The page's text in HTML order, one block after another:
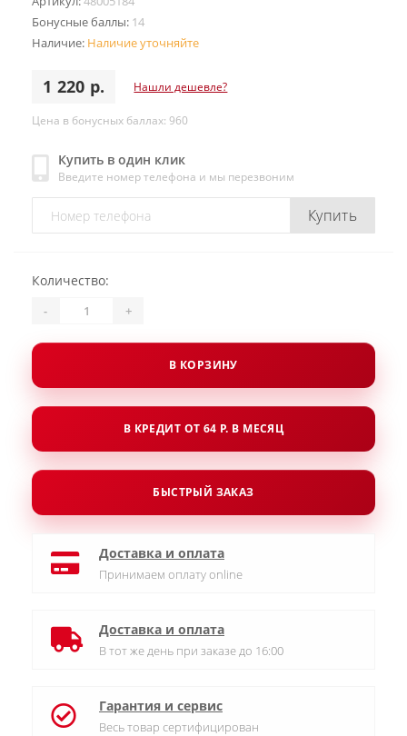
Бонусные баллы: 14
Наличие: Наличие уточняйте
1 220 р. Нашли дешевле?
Цена в бонусных баллах: 960
Купить в один клик
Введите номер телефона и мы перезвоним
Купить
Количество:
- +
В КОРЗИНУ
В КРЕДИТ ОТ 64 Р. В МЕСЯЦ
БЫСТРЫЙ ЗАКАЗ
Доставка и оплата
Принимаем оплату online
Доставка и оплата
В тот же день при заказе до 16:00
Гарантия и сервис
Весь товар сертифицирован